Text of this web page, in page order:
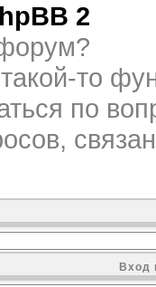
2
то
по
Вход